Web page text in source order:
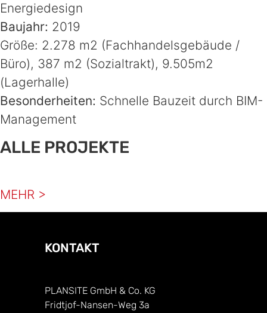
Energiedesign
Baujahr: 2019
Größe: 2.278 m2 (Fachhandelsgebäude /
Büro), 387 m2 (Sozialtrakt), 9.505m2
(Lagerhalle)
Besonderheiten: Schnelle Bauzeit durch BIM-
Management
ALLE PROJEKTE
MEHR >
KONTAKT
PLANSITE GmbH & Co. KG
Fridtjof-Nansen-Weg 3a